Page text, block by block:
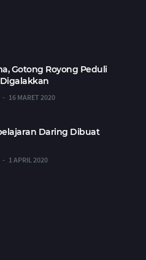
Gotong Royong Peduli
16 MARET 2020
Daring Dibuat
1 APRIL 2020